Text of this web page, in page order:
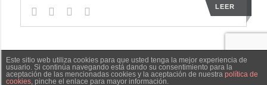
LEER
El Cocinero Fiel © 2019 -Aviso legal|Política de
Este sitio web utiliza cookies para que usted tenga la mejor experiencia de
usuario. Si continúa navegando está dando su consentimiento para la
aceptación de las mencionadas cookies y la aceptación de nuestra política de
cookies, pinche el enlace para mayor información.